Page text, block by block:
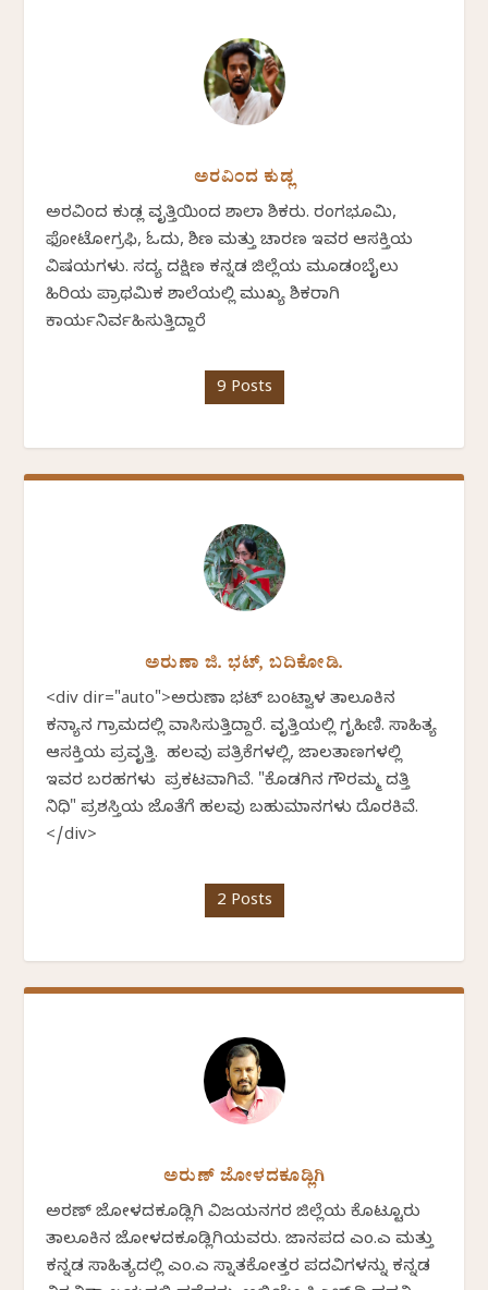
ಅರವಿಂದ ಕುಡ್ಲ
ಅರವಿಂದ ಕುಡ್ಲ ವೃತ್ತಿಯಿಂದ ಶಾಲಾ ಶಿಕ್ಷಕರು. ರಂಗಭೂಮಿ,
ಫೋಟೋಗ್ರಫಿ, ಓದು, ಶಿಕ್ಷಣ ಮತ್ತು ಚಾರಣ ಇವರ ಆಸಕ್ತಿಯ
ವಿಷಯಗಳು. ಸದ್ಯ ದಕ್ಷಿಣ ಕನ್ನಡ ಜಿಲ್ಲೆಯ ಮೂಡಂಬೈಲು
ಹಿರಿಯ ಪ್ರಾಥಮಿಕ ಶಾಲೆಯಲ್ಲಿ ಮುಖ್ಯ ಶಿಕ್ಷಕರಾಗಿ
ಕಾರ್ಯನಿರ್ವಹಿಸುತ್ತಿದ್ದಾರೆ
9 Posts
ಅರುಣಾ ಜಿ. ಭಟ್, ಬದಿಕೋಡಿ.
<div dir="auto">ಅರುಣಾ ಭಟ್ ಬಂಟ್ವಾಳ ತಾಲೂಕಿನ
ಕನ್ಯಾನ ಗ್ರಾಮದಲ್ಲಿ ವಾಸಿಸುತ್ತಿದ್ದಾರೆ. ವೃತ್ತಿಯಲ್ಲಿ ಗೃಹಿಣಿ. ಸಾಹಿತ್ಯ
ಆಸಕ್ತಿಯ ಪ್ರವೃತ್ತಿ. ಹಲವು ಪತ್ರಿಕೆಗಳಲ್ಲಿ, ಜಾಲತಾಣಗಳಲ್ಲಿ
ಇವರ ಬರಹಗಳು ಪ್ರಕಟವಾಗಿವೆ. "ಕೊಡಗಿನ ಗೌರಮ್ಮ ದತ್ತಿ
ನಿಧಿ" ಪ್ರಶಸ್ತಿಯ ಜೊತೆಗೆ ಹಲವು ಬಹುಮಾನಗಳು ದೊರಕಿವೆ.
</div>
2 Posts
ಅರುಣ್ ಜೋಳದಕೂಡ್ಲಿಗಿ
ಅರಣ್ ಜೋಳದಕೂಡ್ಲಿಗಿ ವಿಜಯನಗರ ಜಿಲ್ಲೆಯ ಕೊಟ್ಟೂರು
ತಾಲೂಕಿನ ಜೋಳದಕೂಡ್ಲಿಗಿಯವರು. ಜಾನಪದ ಎಂ.ಎ ಮತ್ತು
ಕನ್ನಡ ಸಾಹಿತ್ಯದಲ್ಲಿ ಎಂ.ಎ ಸ್ನಾತಕೋತ್ತರ ಪದವಿಗಳನ್ನು ಕನ್ನಡ